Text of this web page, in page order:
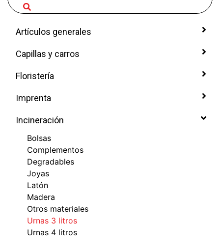
Artículos generales
Capillas y carros
Floristería
Imprenta
Incineración
Bolsas
Complementos
Degradables
Joyas
Latón
Madera
Otros materiales
Urnas 3 litros
Urnas 4 litros